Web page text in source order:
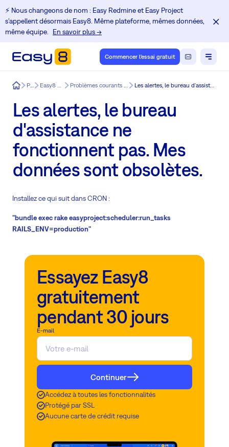
⚡️ Nous changeons de nom : Easy Redmine et Easy Project
s'appellent désormais Easy8. Même plateforme, mêmes données,
même équipe.
En savoir plus →
Commencer l'essai gratuit
Easy8 Produit Easy8 – caractéristiques Problèmes courants d'installation & de mise à jour Redmine Les alertes, le bureau d'assistance ne fonctionnent pas. Mes données sont obsolètes.
Les alertes, le bureau
d'assistance ne
fonctionnent pas. Mes
données sont obsolètes.
Installez ce qui suit dans CRON :
"bundle exec rake easyproject:scheduler:run_tasks
RAILS_ENV=production"
Essayez Easy8
gratuitement
pendant 30 jours
E-mail
Continuer
Accédez à toutes les fonctionnalités
Protégé par SSL
Aucune carte de crédit requise